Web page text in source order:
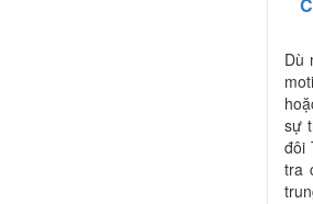
Dù
sự
đôi
tra